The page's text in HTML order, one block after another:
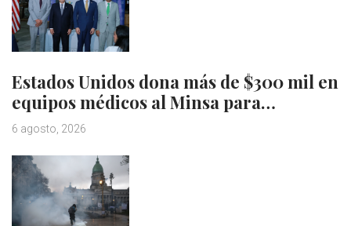
Estados Unidos dona más de $300 mil en
equipos médicos al Minsa para…
6 agosto, 2026